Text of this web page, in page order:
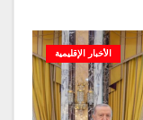
الأخبار الإقليمية